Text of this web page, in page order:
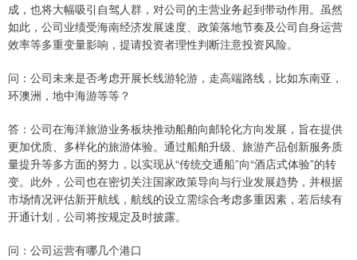
成，也将大幅吸引自驾人群，对公司的主营业务起到带动作用。虽然
如此，公司业绩受海南经济发展速度、政策落地节奏及公司自身运营
效率等多重变量影响，提请投资者理性判断注意投资风险。
问：公司未来是否考虑开展长线游轮游，走高端路线，比如东南亚，
环澳洲，地中海游等等？
答：公司在海洋旅游业务板块推动船舶向邮轮化方向发展，旨在提供
更加优质、多样化的旅游体验。通过船舶升级、旅游产品创新服务质
量提升等多方面的努力，以实现从“传统交通船”向“酒店式体验”的转
变。此外，公司也在密切关注国家政策导向与行业发展趋势，并根据
市场情况评估新开航线，航线的设立需综合考虑多重因素，若后续有
开通计划，公司将按规定及时披露。
问：公司运营有哪几个港口
上证综指 3940.04